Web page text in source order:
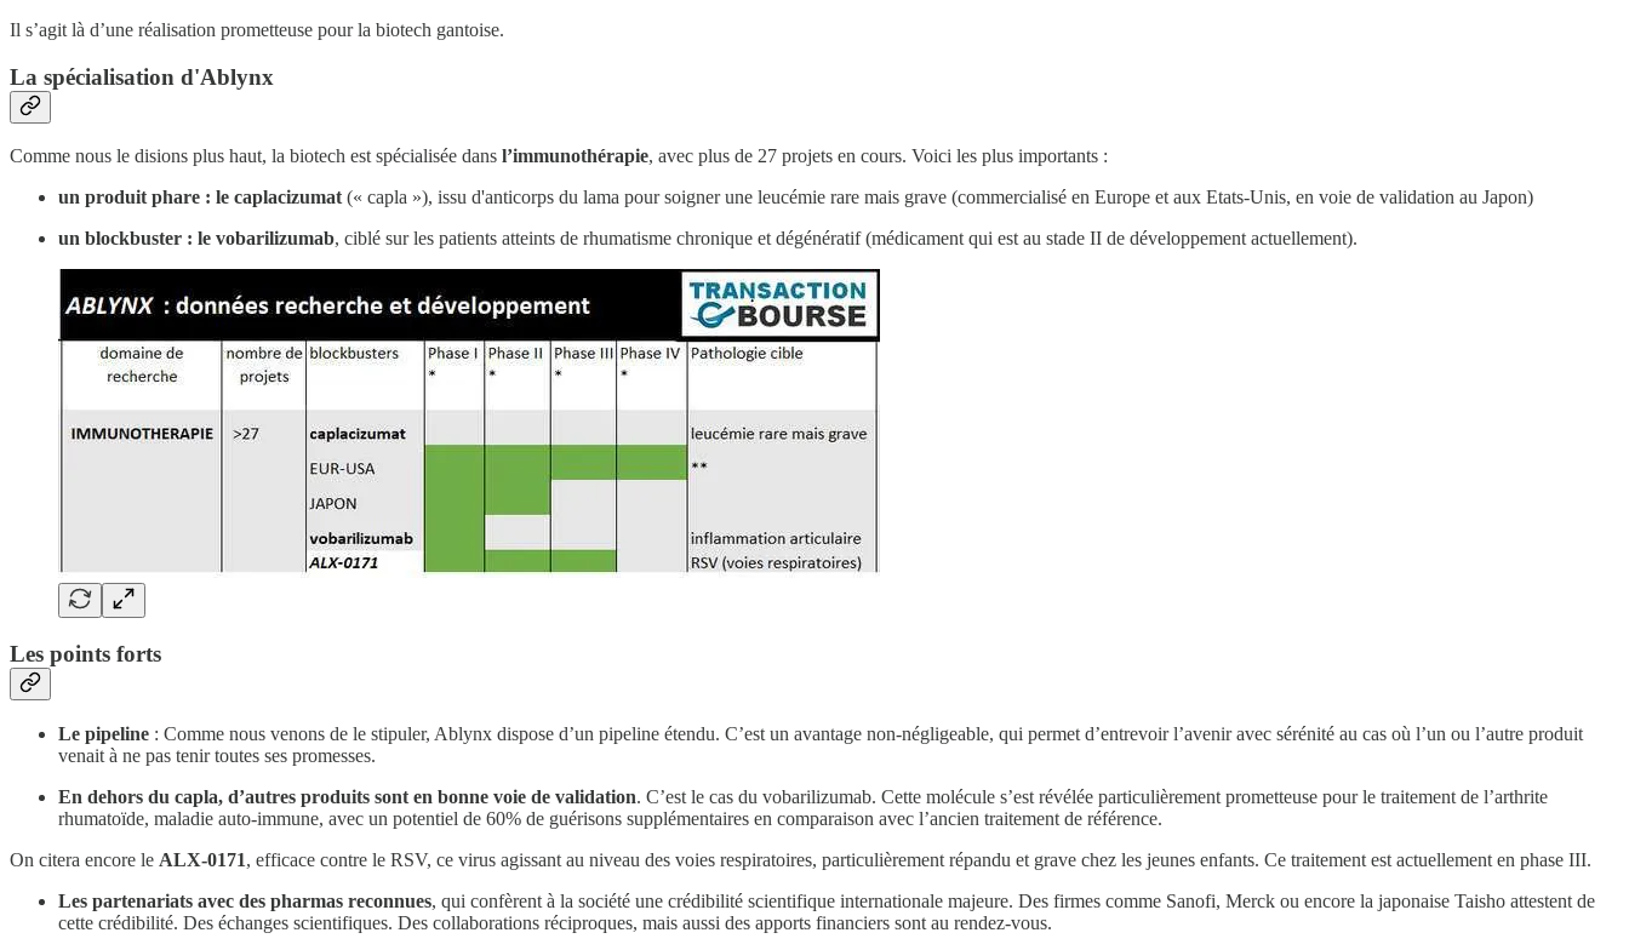
Il s’agit là d’une réalisation prometteuse pour la biotech gantoise.
La spécialisation d'Ablynx
Comme nous le disions plus haut, la biotech est spécialisée dans l’immunothérapie, avec plus de 27 projets en cours. Voici les plus importants :
un produit phare : le caplacizumat (« capla »), issu d'anticorps du lama pour soigner une leucémie rare mais grave (commercialisé en Europe et aux Etats-Unis, en voie de validation au Japon)
un blockbuster : le vobarilizumab, ciblé sur les patients atteints de rhumatisme chronique et dégénératif (médicament qui est au stade II de développement actuellement).
Les points forts
Le pipeline : Comme nous venons de le stipuler, Ablynx dispose d’un pipeline étendu. C’est un avantage non-négligeable, qui permet d’entrevoir l’avenir avec sérénité au cas où l’un ou l’autre produit
venait à ne pas tenir toutes ses promesses.
En dehors du capla, d’autres produits sont en bonne voie de validation. C’est le cas du vobarilizumab. Cette molécule s’est révélée particulièrement prometteuse pour le traitement de l’arthrite
rhumatoïde, maladie auto-immune, avec un potentiel de 60% de guérisons supplémentaires en comparaison avec l’ancien traitement de référence.
On citera encore le ALX-0171, efficace contre le RSV, ce virus agissant au niveau des voies respiratoires, particulièrement répandu et grave chez les jeunes enfants. Ce traitement est actuellement en phase III.
Les partenariats avec des pharmas reconnues, qui confèrent à la société une crédibilité scientifique internationale majeure. Des firmes comme Sanofi, Merck ou encore la japonaise Taisho attestent de
cette crédibilité. Des échanges scientifiques. Des collaborations réciproques, mais aussi des apports financiers sont au rendez-vous.